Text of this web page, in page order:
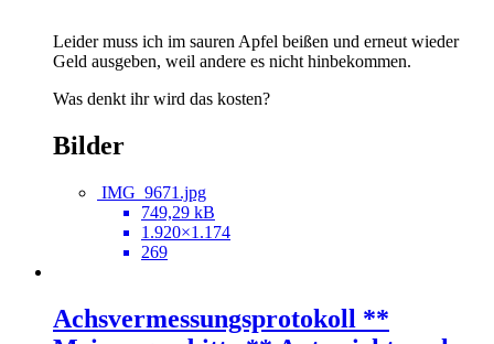
Leider muss ich im sauren Apfel beißen und erneut wieder
Geld ausgeben, weil andere es nicht hinbekommen.
Was denkt ihr wird das kosten?
Bilder
IMG_9671.jpg
749,29 kB
1.920×1.174
269
Achsvermessungsprotokoll **